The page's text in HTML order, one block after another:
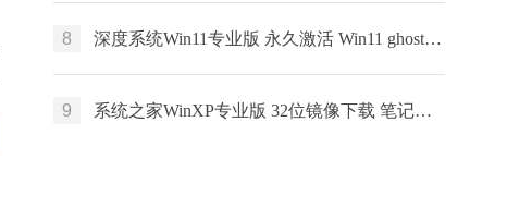
8 深度系统Win11专业版 永久激活 Win11 ghost ISO X64位系统下载
9 系统之家WinXP专业版 32位镜像下载 笔记本专用 x86最新版下载